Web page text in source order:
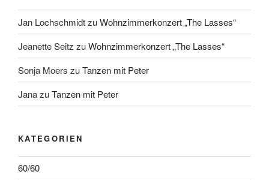
Jan LochschmidtzuWohnzimmerkonzert „The Lasses“
Jeanette Seitz zuWohnzimmerkonzert „The Lasses“
Sonja Moers zuTanzen mit Peter
JanazuTanzen mit Peter
KATEGORIEN
60/60